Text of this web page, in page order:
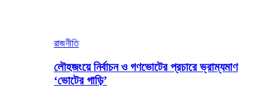
রাজনীতি
লৌহজংয়ে নির্বাচন ও গণভোটের প্রচারে ভ্রাম্যমাণ
‘ভোটের গাড়ি’